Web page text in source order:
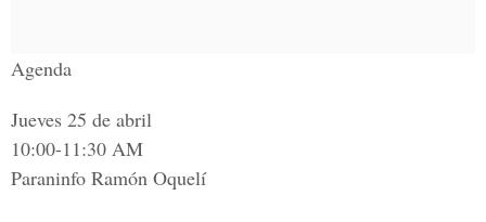
Agenda
Jueves 25 de abril
10:00-11:30 AM
Paraninfo Ramón Oquelí